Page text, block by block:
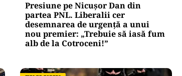
Presiune pe Nicușor Dan din
partea PNL. Liberalii cer
desemnarea de urgență a unui
nou premier: „Trebuie să iasă fum
alb de la Cotroceni!”